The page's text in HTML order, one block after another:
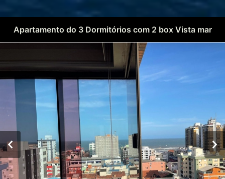
Apartamento do 3 Dormitórios com 2 box Vista mar